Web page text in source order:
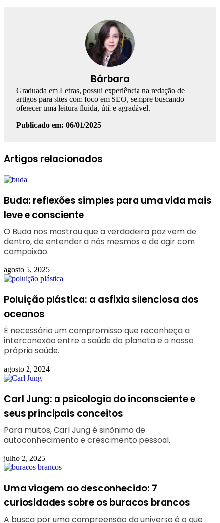
Bárbara
Graduada em Letras, possui experiência na redação de
artigos para sites com foco em SEO, sempre buscando
oferecer uma leitura fluida, útil e agradável.
Publicado em: 06/01/2025
Facebook
Linkedin
WhatsApp
Telegram
Artigos relacionados
Buda: reflexões simples para uma vida mais
leve e consciente
O Buda nos mostrou que a verdadeira paz vem de
dentro, de entender a nós mesmos e de agir com
compaixão.
agosto 5, 2025
Poluição plástica: a asfixia silenciosa dos
oceanos
É necessário um compromisso que reconheça a
interconexão entre a saúde do planeta e a nossa
própria saúde.
agosto 2, 2024
Carl Jung: a psicologia do inconsciente e
seus principais conceitos
Para muitos, Carl Jung é sinônimo de
autoconhecimento e crescimento pessoal.
julho 2, 2025
Uma viagem ao desconhecido: 7
curiosidades sobre os buracos brancos
A busca por uma compreensão do universo é o que